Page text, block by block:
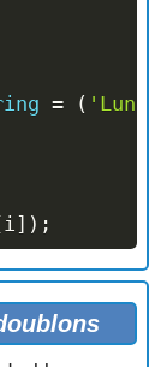
= (
i ] ) ;